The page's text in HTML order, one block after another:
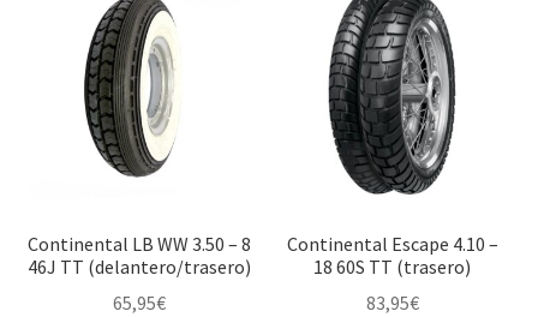
Continental LB WW 3.50 – 8
46J TT (delantero/trasero)
65,95€
Continental Escape 4.10 –
18 60S TT (trasero)
83,95€